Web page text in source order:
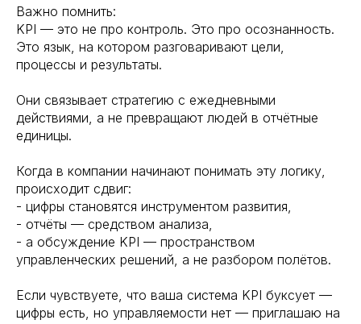
Важно помнить:
KPI — это не про контроль. Это про осознанность.
Это язык, на котором разговаривают цели,
процессы и результаты.
Они связывает стратегию с ежедневными
действиями, а не превращают людей в отчётные
единицы.
Когда в компании начинают понимать эту логику,
происходит сдвиг:
- цифры становятся инструментом развития,
- отчёты — средством анализа,
- а обсуждение KPI — пространством
управленческих решений, а не разбором полётов.
Если чувствуете, что ваша система KPI буксует —
цифры есть, но управляемости нет — приглашаю на